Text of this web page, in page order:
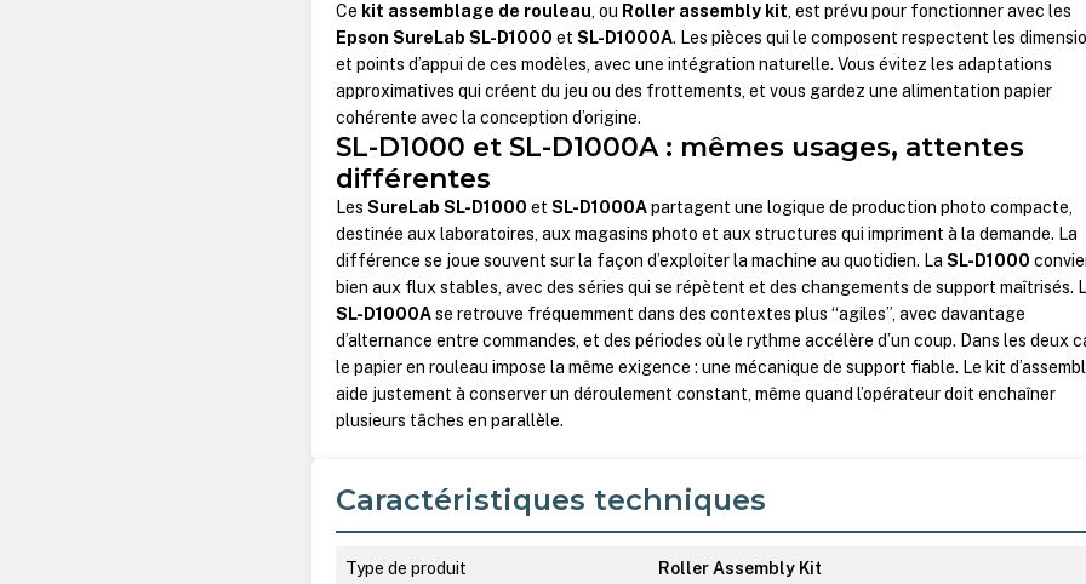
Ce kit assemblage de rouleau, ou Roller assembly kit, est prévu pour fonctionner avec les
Epson SureLab SL-D1000 etSL-D1000A. Les pièces qui le composent respectent les
et points d’appui de ces modèles, avec une intégration naturelle. Vous évitez les adaptations
approximatives qui créent du jeu ou des frottements, et vous gardez une alimentation papier
cohérente avec la conception d’origine.
SL-D1000 et SL-D1000A : mêmes usages, attentes
différentes
LesSureLab SL-D1000 etSL-D1000Apartagent une logique de production photo compacte,
destinée aux laboratoires, aux magasins photo et aux structures qui impriment à la demande. La
différence se joue souvent sur la façon d’exploiter la machine au quotidien. LaSL-D1000
bien aux flux stables, avec des séries qui se répètent et des changements de support maîtrisés.
SL-D1000Ase retrouve fréquemment dans des contextes plus “agiles”, avec davantage
d’alternance entre commandes, et des périodes où le rythme accélère d’un coup. Dans les deux
le papier en rouleau impose la même exigence : une mécanique de support fiable. Le kit
aide justement à conserver un déroulement constant, même quand l’opérateur doit enchaîner
plusieurs tâches en parallèle.
Caractéristiques techniques
Type de produit Roller Assembly Kit